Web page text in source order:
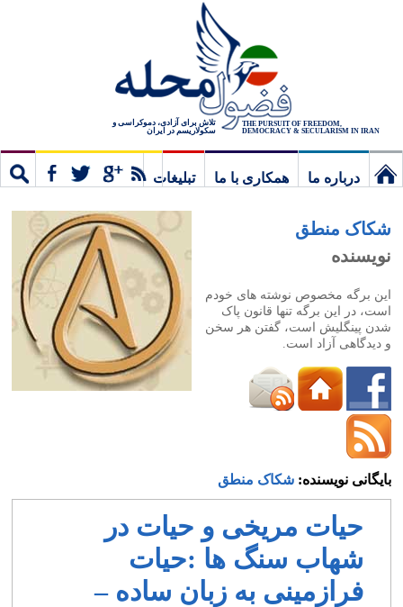
THE PURSUIT OF FREEDOM,
DEMOCRACY & SECULARISM IN IRAN
تلاش برای آزادی، دموکراسی و
سکولاریسم در ایران
برگ
درباره ما همکاری با ما
تبلیغات
شکاک منطق
نویسنده
این برگه مخصوص نوشته های خودم
است، در این برگه تنها قانون پاک
شدن پینگلیش است، گفتن هر سخن
و دیدگاهی آزاد است.
بایگانی نویسنده: شکاک منطق
حیات مریخی و حیات در
شهاب سنگ ها :حیات
فرازمینی به زبان ساده –